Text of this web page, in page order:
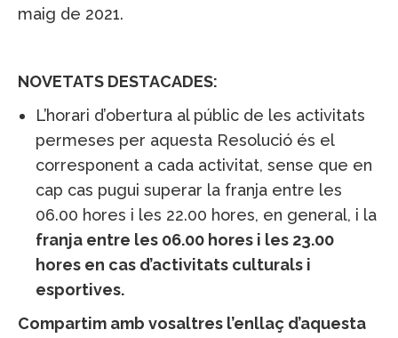
maig de 2021.
NOVETATS DESTACADES:
L’horari d’obertura al públic de les activitats
permeses per aquesta Resolució és el
corresponent a cada activitat, sense que en
cap cas pugui superar la franja entre les
06.00 hores i les 22.00 hores, en general, i la
franja entre les 06.00 hores i les 23.00
hores en cas d’activitats culturals i
esportives.
Compartim amb vosaltres l’enllaç d’aquesta